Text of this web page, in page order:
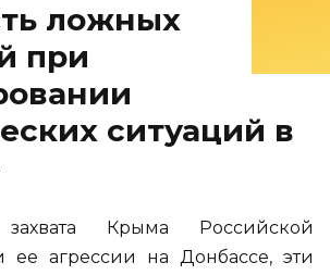
ложных
при
ситуаций в
Крыма Российской
агрессии на Донбассе, эти